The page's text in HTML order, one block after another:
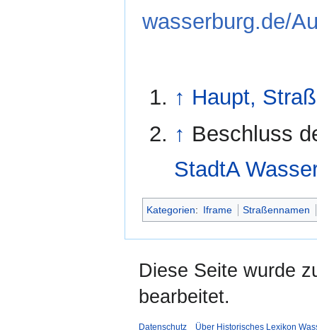
wasserburg.de/
↑ Haupt,
↑ Beschluss
StadtA
Kategorien: Iframe Straßennamen
Diese Seite wurde
bearbeitet.
Datenschutz Über Historisches Lexikon